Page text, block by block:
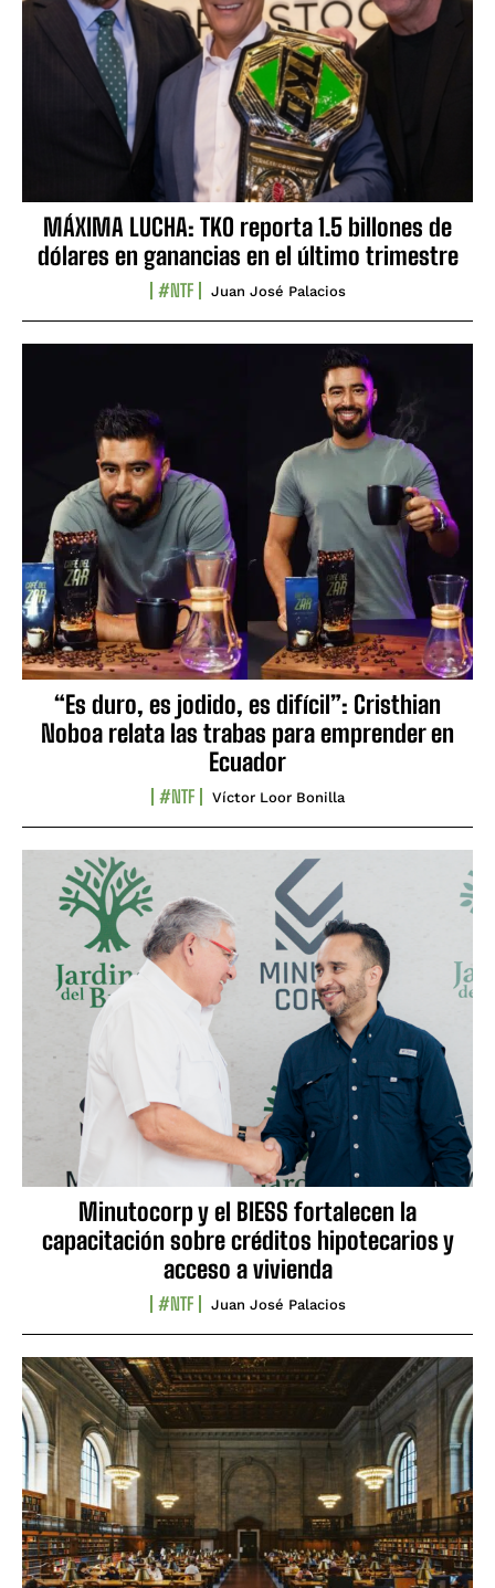
MÁXIMA LUCHA: TKO reporta 1.5 billones de
dólares en ganancias en el último trimestre
#NTF Juan José Palacios
“Es duro, es jodido, es difícil”: Cristhian
Noboa relata las trabas para emprender en
Ecuador
#NTF Víctor Loor Bonilla
Minutocorp y el BIESS fortalecen la
capacitación sobre créditos hipotecarios y
acceso a vivienda
#NTF Juan José Palacios